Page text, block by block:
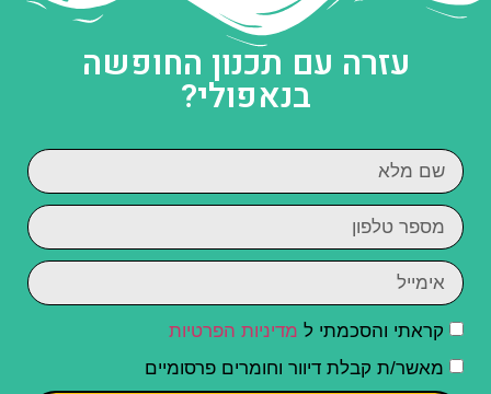
עזרה עם תכנון החופשה
בנאפולי?
קראתי והסכמתי ל מדיניות הפרטיות
מאשר/ת קבלת דיוור וחומרים פרסומיים